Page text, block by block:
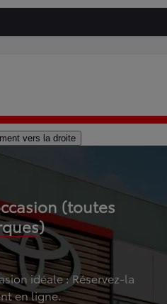
vers la droite
(toutes
idéale : Réservez-la
en ligne.